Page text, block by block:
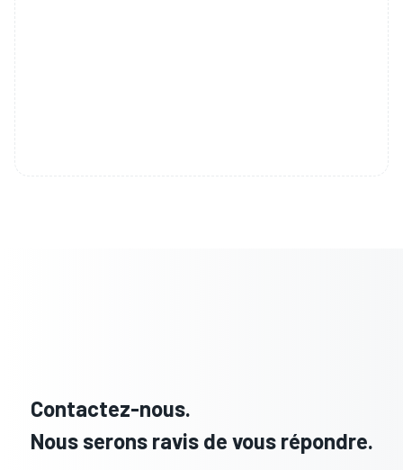
Contactez-nous.
Nous serons ravis de vous répondre.